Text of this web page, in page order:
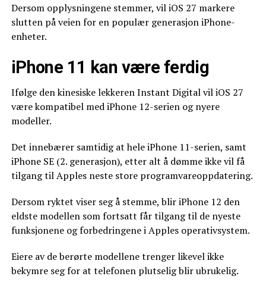
Dersom opplysningene stemmer, vil iOS 27 markere
slutten på veien for en populær generasjon iPhone-
enheter.
iPhone 11 kan være ferdig
Ifølge den kinesiske lekkeren Instant Digital vil iOS 27
være kompatibel med iPhone 12-serien og nyere
modeller.
Det innebærer samtidig at hele iPhone 11-serien, samt
iPhone SE (2. generasjon), etter alt å dømme ikke vil få
tilgang til Apples neste store programvareoppdatering.
Dersom ryktet viser seg å stemme, blir iPhone 12 den
eldste modellen som fortsatt får tilgang til de nyeste
funksjonene og forbedringene i Apples operativsystem.
Eiere av de berørte modellene trenger likevel ikke
bekymre seg for at telefonen plutselig blir ubrukelig.